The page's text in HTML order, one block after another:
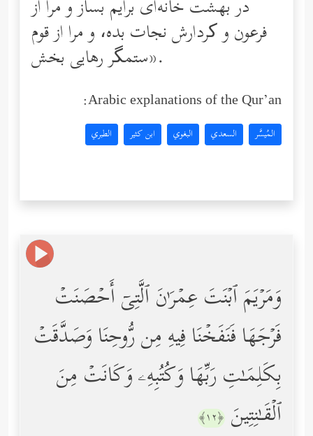
در بهشت خانه‌ای برایم بساز و مرا از
فرعون و کردارش نجات بده، و مرا از قوم
ستمگر رهایی بخش».
Arabic explanations of the Qur’an:
المُيسَّر السعدي البغوي ابن كثير الطبري
وَمَرۡیَمَ ٱبۡنَتَ عِمۡرَ ٰ⁠نَ ٱلَّتِیۤ أَحۡصَنَتۡ
فَرۡجَهَا فَنَفَخۡنَا فِیهِ مِن رُّوحِنَا وَصَدَّقَتۡ
بِكَلِمَـٰتِ رَبِّهَا وَكُتُبِهِۦ وَكَانَتۡ مِنَ
ٱلۡقَـٰنِتِینَ ﴿١٢﴾